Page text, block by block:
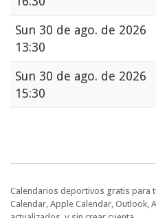
Sun 30 de ago. de 2026
13:30
Sun 30 de ago. de 2026
15:30
Calendarios deportivos gratis para
Calendar, Apple Calendar, Outlook,